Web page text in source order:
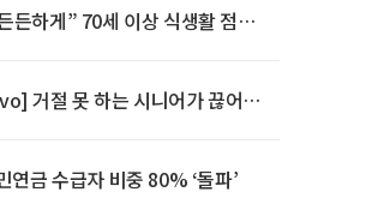
든하게” 70세 이상 식생활 점수
거절 못 하는 시니어가 끊어야
연금 수급자 비중 80% ‘돌파’